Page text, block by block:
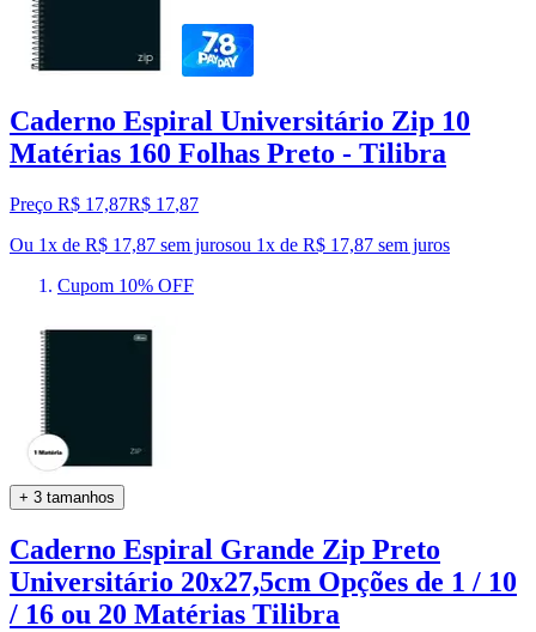
Caderno Espiral Universitário Zip 10
Matérias 160 Folhas Preto - Tilibra
Preço R$ 17,87R$ 17,87
Ou 1x de R$ 17,87 sem jurosou 1x de R$ 17,87 sem juros
Cupom 10% OFF
+ 3 tamanhos
Caderno Espiral Grande Zip Preto
Universitário 20x27,5cm Opções de 1 / 10
/ 16 ou 20 Matérias Tilibra